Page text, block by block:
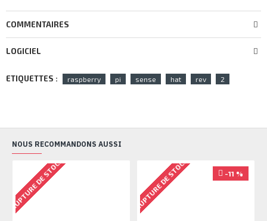
COMMENTAIRES
LOGICIEL
ETIQUETTES : raspberry pi sense hat rev 2
NOUS RECOMMANDONS AUSSI
RUPTURE DE STOCK -11 %
RUPTURE DE STOCK